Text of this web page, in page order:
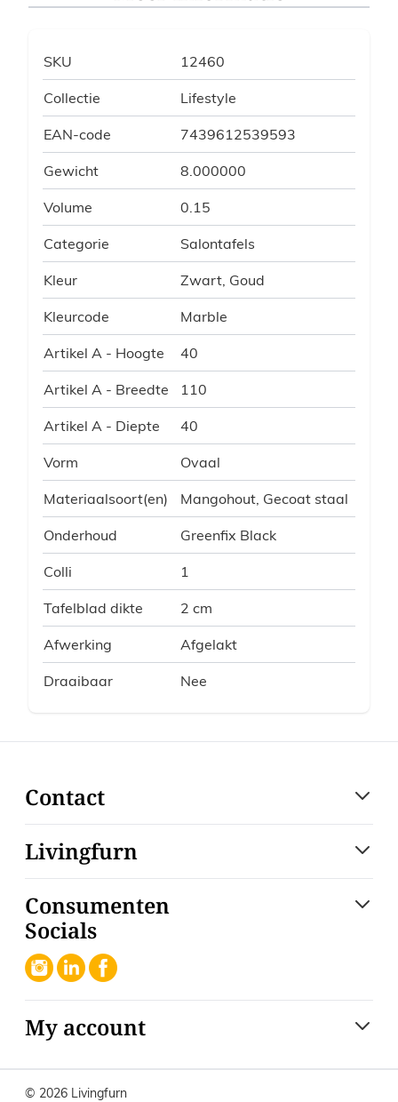
SKU 12460
Collectie Lifestyle
EAN-code 7439612539593
Gewicht 8.000000
Volume 0.15
Categorie Salontafels
Kleur Zwart, Goud
Kleurcode Marble
Artikel A - Hoogte 40
Artikel A - Breedte 110
Artikel A - Diepte 40
Vorm Ovaal
Materiaalsoort(en) Mangohout, Gecoat staal
Onderhoud Greenfix Black
Colli 1
Tafelblad dikte 2 cm
Afwerking Afgelakt
Draaibaar Nee
Contact
Livingfurn
Consumenten
Socials
My account
© 2026 Livingfurn